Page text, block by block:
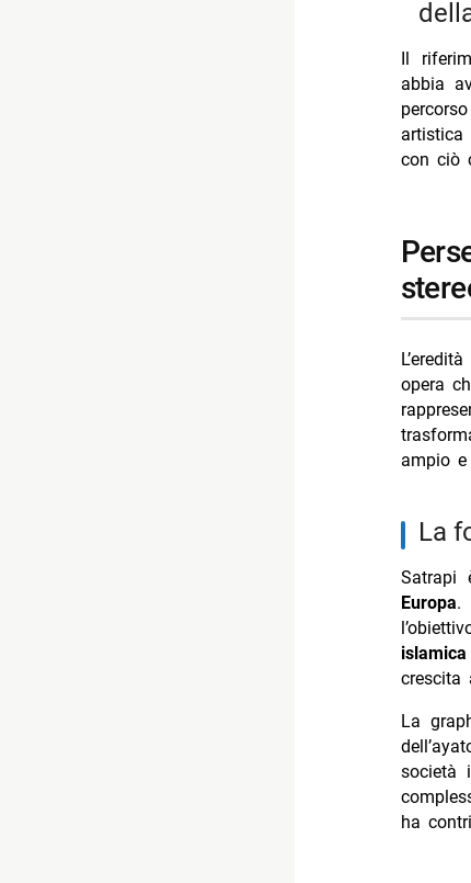
Il
abbia
artistica
con ciò
persepolis e il racconto dell’iran fuori dagli
opera
ampio e
la
Satrapi
Europa.
crescita
La
società
ha